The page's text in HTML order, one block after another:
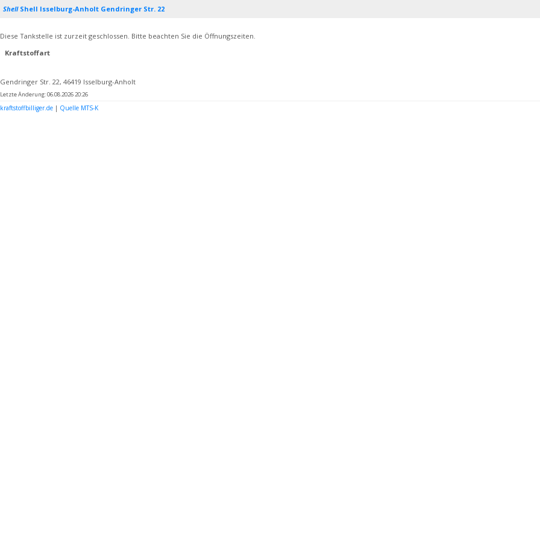
ShellShell Isselburg-Anholt Gendringer Str. 22
Diese Tankstelle ist zurzeit geschlossen. Bitte beachten Sie die Öffnungszeiten.
Kraftstoffart
Gendringer Str. 22, 46419 Isselburg-Anholt
Letzte Änderung: 06.08.2026 20:26
kraftstoffbilliger.de | Quelle MTS-K